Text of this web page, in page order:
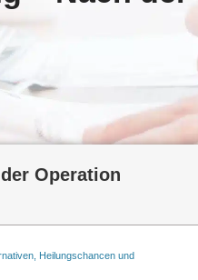
Operation
Heilungschancen und